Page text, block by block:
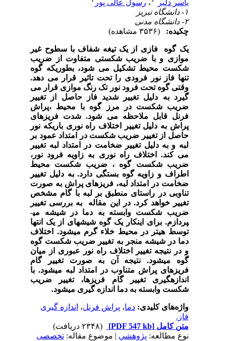
یاسر دلیر
،رسول عالی پور
چکیده:
یک گوه فازی از یک تیغه شفاف با سطوح غیر
موازی و با ضریب شکستی متفاوت از ضریب
شکست محیط تشکیل می شود، بطوریکه گوه
تنها فاز نور فرودی را تحت تاثیر قرار می دهد.
وقتی گوه تحت فرود نور تک رنگ موازی قرار می
گیرد به دلیل تغییر شدید فاز حاصل از تغییر
ضریب شکست در مرز گوه با محیط ،پراش
فرنل قابل ملاحظه می شود. شدت فریزهای
پراش به دلیل تغییر اختلاف راه نوری باریکه نور
حاصل از تغییر ضریب شکست در امتداد عمود بر
لبه و به دلیل تغییر ضخامت در امتداد لبه تغییر
می کند. اختلاف راه نوری به زاویه فرود نور،
ضریب شکست گوه ، ضریب شکست محیط
اطراف و زاویه گوه بستگی دارد. به دلیل تغییر
ضخامت در امتداد لبه، فریزهای پراش به صورت
تناوبی در راستای منطبق بر لبه با گام مشخص
تغییر خواهد کرد. در این مقاله به بررسی تغییر
ضریب شکست وابسته به دما در شیشه می­
پردازم. برای اینکار یک گوه شیشه­ای از یک انتها
توسط هیتر در محیط خلاء گرم می­شود. اختلاف
دما در شیشه منجر به تغییر ضریب شکست گوه
و در نتیجه تغییر اختلاف راه نور عبوری از میان
گوه می­شود. نتیجه آن به صورت تغییر گام
فریزهای پراش متناوب در امتداد لبه می­شود. با
اندازه­گیری تغییر گام فریزها، تغییر ضریب
شکست وابسته به دما اندازه ­گیری می­شود.
واژه‌های کلیدی:دما،پراش فرنل،اندازه گیری
فاز.
متن کامل[PDF 547 kb]
نوع مطالعه:پژوهشي| موضوع مقاله:تخصصی